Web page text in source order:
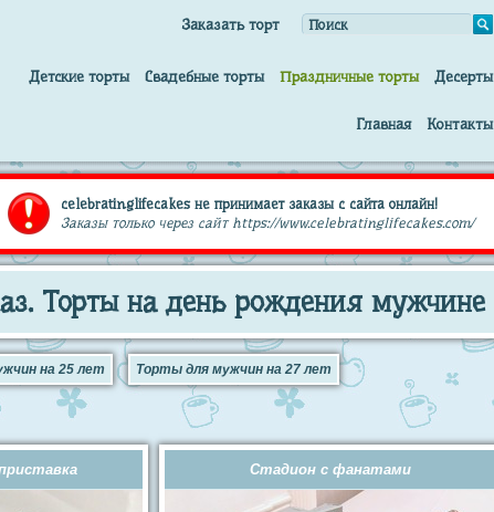
Заказать торт
Детские торты Свадебные торты Праздничные торты Десерты
Главная Контакты
celebratinglifecakes не принимает заказы с сайта онлайн!
Заказы только через сайт https://www.celebratinglifecakes.com/
Торты на день рождения мужчине
на 25 лет Торты для мужчин на 27 лет
Стадион с фанатами